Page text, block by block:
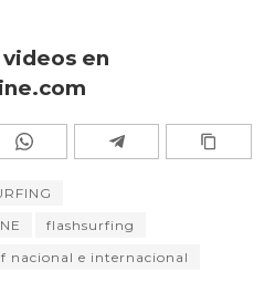
en
flashsurfing
nacional e internacional